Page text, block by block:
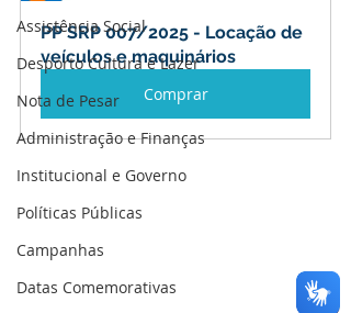
Assistência Social
Desporto Cultura e Lazer
Nota de Pesar
Administração e Finanças
Institucional e Governo
Políticas Públicas
Campanhas
Datas Comemorativas
PP SRP 007/2025 - Locação de
veículos e maquinários
Comprar